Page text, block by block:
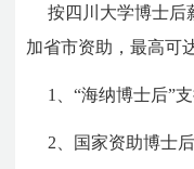
按四川大学博士后
加省市资助，最高可
1、“海纳博士后”
2、国家资助博士